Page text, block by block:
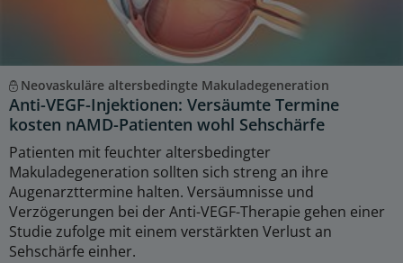
Neovaskuläre altersbedingte Makuladegeneration
Anti-VEGF-Injektionen: Versäumte Termine
kosten nAMD-Patienten wohl Sehschärfe
Patienten mit feuchter altersbedingter
Makuladegeneration sollten sich streng an ihre
Augenarzttermine halten. Versäumnisse und
Verzögerungen bei der Anti-VEGF-Therapie gehen einer
Studie zufolge mit einem verstärkten Verlust an
Sehschärfe einher.